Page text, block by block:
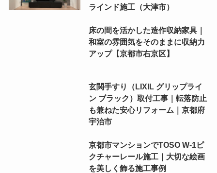
ラインド施工（大津市）
床の間を活かした造作収納家具｜
和室の雰囲気をそのままに収納力
アップ【京都市右京区】
玄関手すり（LIXIL グリップライ
ン ブラック）取付工事｜転落防止
も兼ねた安心リフォーム｜京都府
宇治市
京都市マンションでTOSO W-1ピ
クチャーレール施工｜大切な絵画
を美しく飾る施工事例